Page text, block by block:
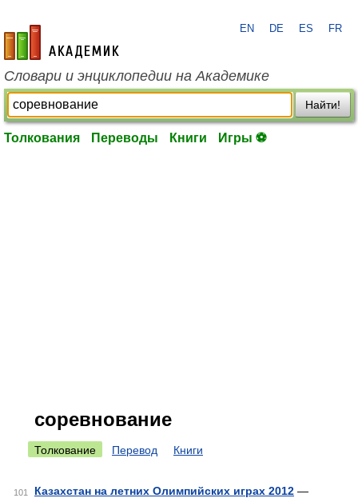
academic.ru
EN DE ES FR
Словари и энциклопедии на Академике
Найти!
Толкования Переводы Книги Игры ⚽
соревнование
Толкование Перевод Книги
101 Казахстан на летних Олимпийских играх 2012 —